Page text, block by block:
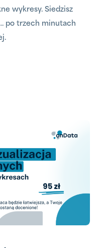
wykresy. Siedzisz
po trzech minutach